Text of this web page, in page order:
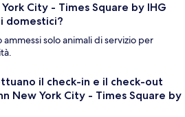
City - Times Square by IHG
domestici?
ammessi solo animali di servizio per
il check-in e il check-out
New York City - Times Square by